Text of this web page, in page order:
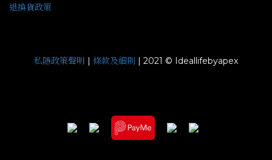
退換貨政策
私隱政策聲明 | 條款及細則 | 2021 © Ideallifebyapex